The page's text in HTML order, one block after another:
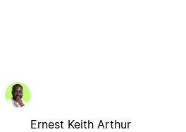
Ernest Keith Arthur